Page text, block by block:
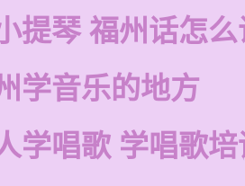
提琴 福州话怎
学音乐的地方
学唱歌 学唱歌培